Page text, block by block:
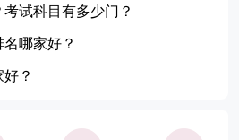
试科目有多少门？
哪家好？
？